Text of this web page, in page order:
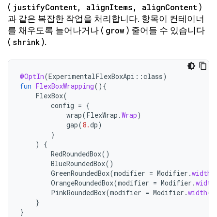
( justifyContent, alignItems, alignContent)
과 같은 복잡한 작업을 처리합니다. 항목이 컨테이너
를 채우도록 늘어나거나 ( grow) 줄어들 수 있습니다
( shrink).
@OptIn(ExperimentalFlexBoxApi ::class)
fun FlexBoxWrapping(){
FlexBox(
config = {
wrap(FlexWrap .Wrap)
gap(8.dp)
}
)
{
RedRoundedBox()
BlueRoundedBox()
GreenRoundedBox(modifier = Modifier .width
OrangeRoundedBox(modifier = Modifier .width
PinkRoundedBox(modifier = Modifier .width(
}
}